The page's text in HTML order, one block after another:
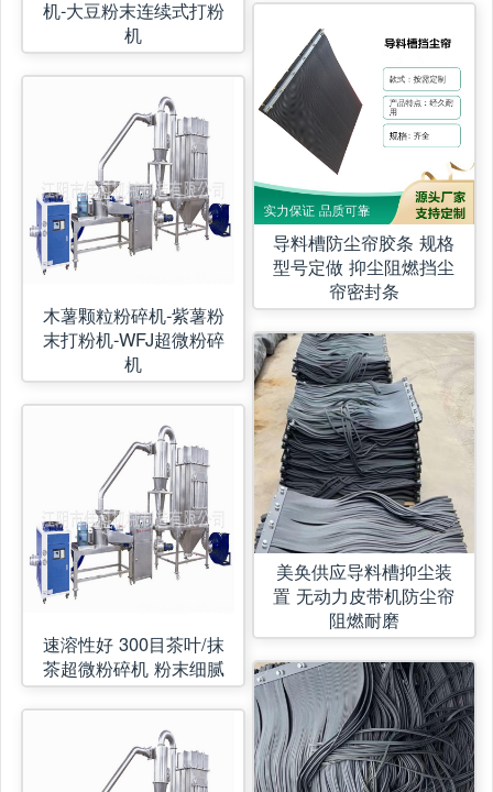
机-大豆粉末连续式打粉
机
木薯颗粒粉碎机-紫薯粉
末打粉机-WFJ超微粉碎
机
速溶性好 300目茶叶/抹
茶超微粉碎机 粉末细腻
导料槽防尘帘胶条 规格
型号定做 抑尘阻燃挡尘
帘密封条
美奂供应导料槽抑尘装
置 无动力皮带机防尘帘
阻燃耐磨